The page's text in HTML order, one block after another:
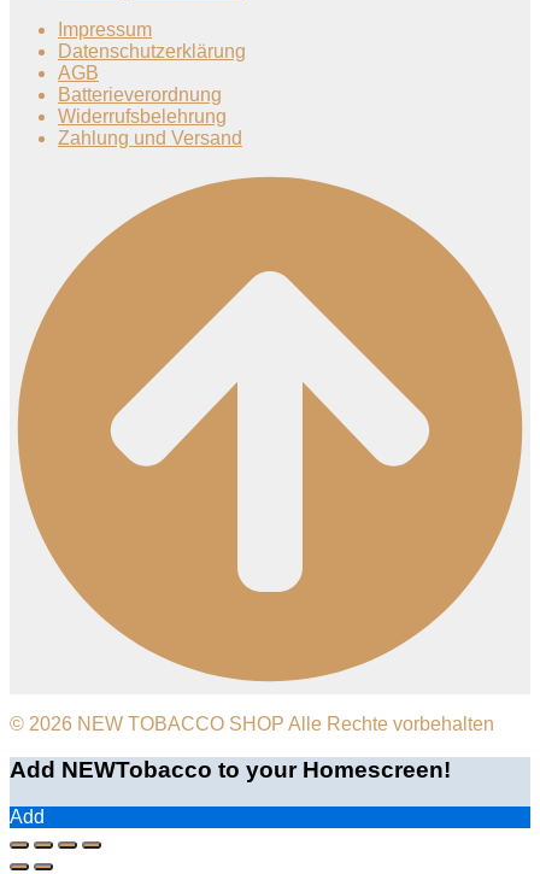
Impressum
Datenschutzerklärung
AGB
Batterieverordnung
Widerrufsbelehrung
Zahlung und Versand
© 2026 NEW TOBACCO SHOP Alle Rechte vorbehalten
Add NEWTobacco to your Homescreen!
Add